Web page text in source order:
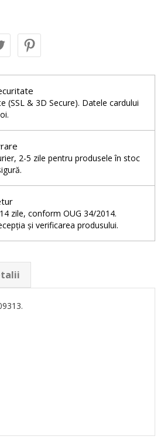
(SSL & 3D Secure). Datele cardului
2-5 zile pentru produsele în stoc
zile, conform OUG 34/2014.
și verificarea produsului.